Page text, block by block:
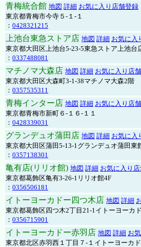
青梅統合館 地図 詳細 お気に入り店舗登録
東京都青梅市今寺５-１-１
： 0428321215
上池台東急ストア店 地図 詳細 お気に入
東京都大田区上池台5-23-5東急ストア上池台
： 0337488081
マチノマ大森店 地図 詳細 お気に入り店
東京都大田区大森町3-1-38マチノマ大森2階
： 0357535311
青梅インター店 地図 詳細 お気に入り店
東京都青梅市新町６-１６-１１
： 0428339031
グランデュオ蒲田店 地図 詳細 お気に入
東京都大田区蒲田5-13-1グランデュオ蒲田東
： 0357138301
亀有店(リリオ館) 地図 詳細 お気に入り
東京都葛飾区亀有3-26-1リリオ館4F
： 0356506181
イトーヨーカドー四つ木店 地図 詳細
東京都葛飾区四つ木2丁目21-1イトーヨーカ
： 0356715901
イトーヨーカドー赤羽店 地図 詳細 お
東京都北区赤羽西１丁目７-１イトーヨーカ